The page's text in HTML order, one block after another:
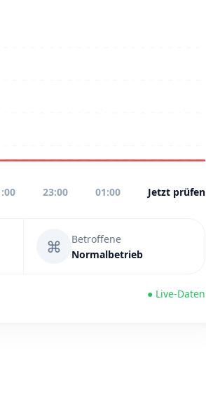
23:00 01:00 Jetzt prüfen
⌘
Betroffene
Normalbetrieb
● Live-Daten